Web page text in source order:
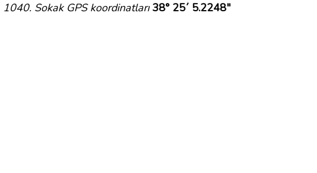
1040. Sokak GPS koordinatları 38° 25´ 5.2248"